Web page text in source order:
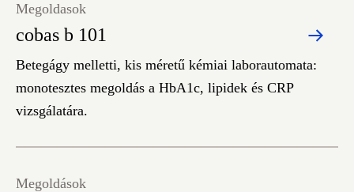
cobas b 101
Megoldasok
Betegágy melletti, kis méretű kémiai laborautomata:
monotesztes megoldás a HbA1c, lipidek és CRP
vizsgálatára.
Megoldások